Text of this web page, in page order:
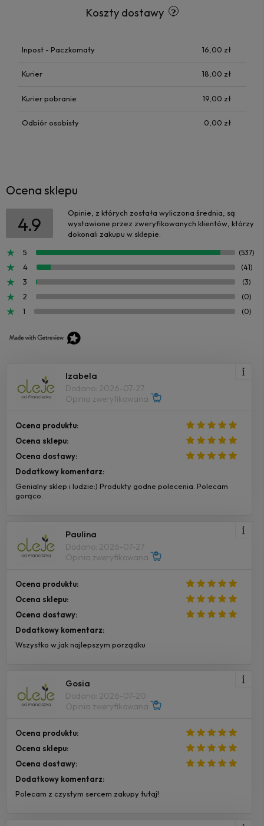
Koszty dostawy
Inpost - Paczkomaty 16,00 zł
Kurier 18,00 zł
Kurier pobranie 19,00 zł
Odbiór osobisty 0,00 zł
Ocena sklepu
4.9
Opinie, z których została wyliczona średnia, są
wystawione przez zweryfikowanych klientów, którzy
dokonali zakupu w sklepie.
5
(537)
4 (41)
3 (3)
2 (0)
1 (0)
Izabela
Dodano: 2026-07-27
Opinia zweryfikowana
Ocena produktu:
Ocena sklepu:
Ocena dostawy:
Dodatkowy komentarz:
Genialny sklep i ludzie:) Produkty godne polecenia. Polecam
gorąco.
Paulina
Dodano: 2026-07-27
Opinia zweryfikowana
Ocena produktu:
Ocena sklepu:
Ocena dostawy:
Dodatkowy komentarz:
Wszystko w jak najlepszym porządku
Gosia
Dodano: 2026-07-20
Opinia zweryfikowana
Ocena produktu:
Ocena sklepu:
Ocena dostawy:
Dodatkowy komentarz:
Polecam z czystym sercem zakupy tutaj!